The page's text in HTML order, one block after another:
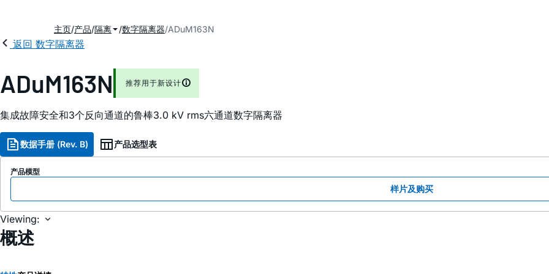
主页 产品 隔离 数字隔离器 ADuM163N
返回 数字隔离器
ADuM163N 推荐用于新设计
集成故障安全和3个反向通道的鲁棒3.0 kV rms六通道数字隔离器
数据手册 (Rev. B) 产品选型表
产品模型
样片及购买
Viewing:
概述